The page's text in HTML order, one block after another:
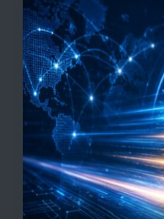
جهان / مهم‌ترین
قیمت تتر، بیت‌کوین و اتریوم امروز دوشنبه ۵ مرداد
از دست بدهد، همه‌چیز
رقابت پنهان دولت‌ها بر سر بیت‌کوین/ ۱۰ کشور برتر
شکایت میلیاردی روی
اجباری میلیاردها